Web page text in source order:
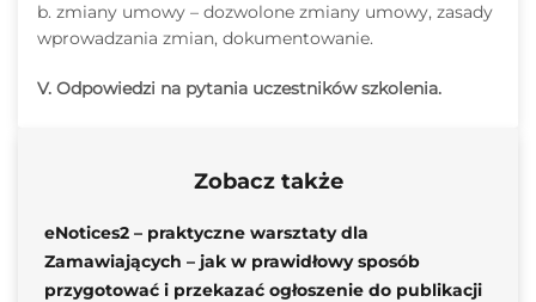
b. zmiany umowy – dozwolone zmiany umowy, zasady
wprowadzania zmian, dokumentowanie.
V. Odpowiedzi na pytania uczestników szkolenia.
Zobacz także
eNotices2 – praktyczne warsztaty dla
Zamawiających – jak w prawidłowy sposób
przygotować i przekazać ogłoszenie do publikacji